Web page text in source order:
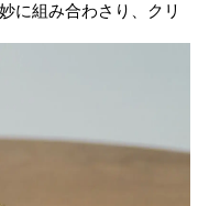
に組み合わさり、クリ